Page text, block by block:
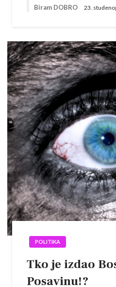
Biram DOBRO 23.
POLITIKA
Tko je izdao
Posavinu!?